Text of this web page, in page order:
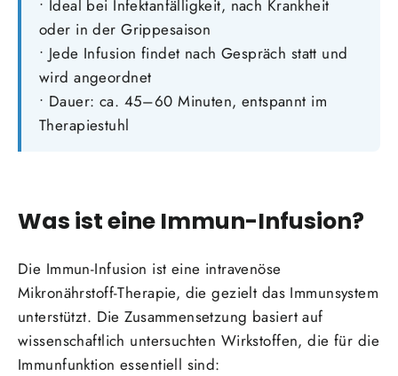
• Ideal bei Infektanfälligkeit, nach Krankheit
oder in der Grippesaison
• Jede Infusion findet nach Gespräch statt und
wird angeordnet
• Dauer: ca. 45–60 Minuten, entspannt im
Therapiestuhl
Was ist eine Immun-Infusion?
Die Immun-Infusion ist eine intravenöse
Mikronährstoff-Therapie, die gezielt das Immunsystem
unterstützt. Die Zusammensetzung basiert auf
wissenschaftlich untersuchten Wirkstoffen, die für die
Immunfunktion essentiell sind: